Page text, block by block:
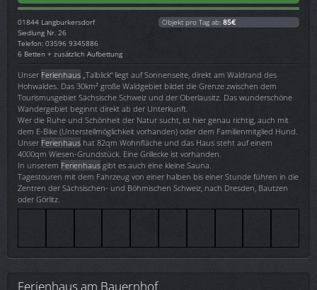
01844 Langburkersdorf
Siedlung Nr. 26
Telefon: 03596 9345886
6 Betten + zusätzlich Aufbettung
Objekt pro Tag ab: 85€
Unser Ferienhaus „Talblick“ liegt auf Sonnenseite, direkt am Waldrand des
Hohwaldes. Das 30km² große Waldgebiet bildet die Grenze zwischen dem
Tourismusgebiet Sächsische Schweiz und der Oberlausitz. Das wunderschöne
Wandergebiet beginnt direkt ab der Unterkunft.
Wer die Ruhe und Schönheit der Natur sucht, ist hier genau richtig, auch mit
dem E-Bike (Unterstellmöglichkeit vorhanden) oder dem Familienmitglied Hund.
Unser Ferienhaus hat 82qm Wohnfläche und das Haus steht auf einem
4000qm Wiesen-Grundstück. Eine Grillecke ist vorhanden.
In unserem Ferienhaus gibt es auch eine kleine Sauna.
Tagestouren mit dem Fahrzeug von einer halben bis einer Stunde führen in die
Zentren der Sächsischen- und Böhmischen Schweiz, nach Dresden, Bautzen
oder Görlitz.
Ferienhaus am Bauernhof